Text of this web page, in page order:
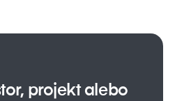
projekt alebo